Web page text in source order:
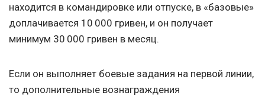
находится в командировке или отпуске, в «базовые»
доплачивается 10 000 гривен, и он получает
минимум 30 000 гривен в месяц.
Если он выполняет боевые задания на первой линии,
то дополнительные вознаграждения